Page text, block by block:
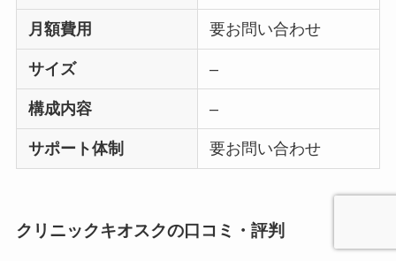
月額費用 要お問い合わせ
サイズ –
構成内容 –
サポート体制 要お問い合わせ
クリニックキオスクの口コミ・評判